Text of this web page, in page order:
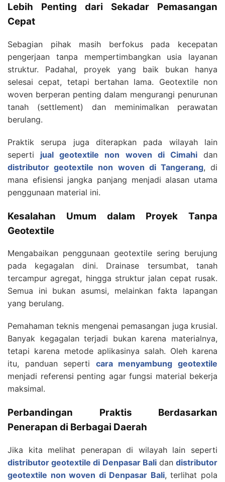
Lebih Penting dari Sekadar Pemasangan
Cepat
Sebagian pihak masih berfokus pada kecepatan
pengerjaan tanpa mempertimbangkan usia layanan
struktur. Padahal, proyek yang baik bukan hanya
selesai cepat, tetapi bertahan lama. Geotextile non
woven berperan penting dalam mengurangi penurunan
tanah (settlement) dan meminimalkan perawatan
berulang.
Praktik serupa juga diterapkan pada wilayah lain
seperti jual geotextile non woven di Cimahidan
distributor geotextile non woven di Tangerang, di
mana efisiensi jangka panjang menjadi alasan utama
penggunaan material ini.
Kesalahan Umum dalam Proyek Tanpa
Geotextile
Mengabaikan penggunaan geotextile sering berujung
pada kegagalan dini. Drainase tersumbat, tanah
tercampur agregat, hingga struktur jalan cepat rusak.
Semua ini bukan asumsi, melainkan fakta lapangan
yang berulang.
Pemahaman teknis mengenai pemasangan juga krusial.
Banyak kegagalan terjadi bukan karena materialnya,
tetapi karena metode aplikasinya salah. Oleh karena
itu, panduan seperti cara menyambung geotextile
menjadi referensi penting agar fungsi material bekerja
maksimal.
Perbandingan Praktis Berdasarkan
Penerapan di Berbagai Daerah
Jika kita melihat penerapan di wilayah lain seperti
distributor geotextile di Denpasar Balidandistributor
geotextile non woven di Denpasar Bali, terlihat pola